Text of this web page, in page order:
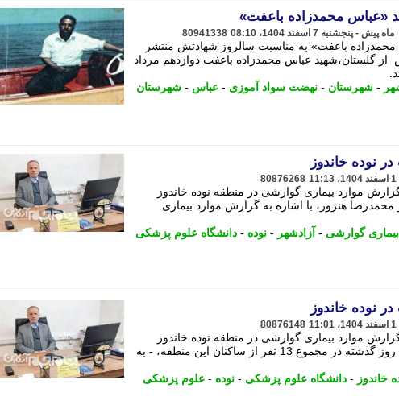
«عباس محمدزاده باعفت»
80941338
باعفت» به مناسبت سالروز شهادتش منتشر
گلستان،شهید عباس محمدزاده باعفت دوازدهم مرداد
- شهرستان - نهضت سواد آموزی - عباس - شهرستان
نوده خاندوز
80876268
موارد بیماری گوارشی در منطقه نوده خاندوز
هنرور، با اشاره به گزارش موارد بیماری
بیماری گوارشی - آزادشهر - نوده - دانشگاه علوم پزشکی
نوده خاندوز
80876148
موارد بیماری گوارشی در منطقه نوده خاندوز
شهرستان آزادشهر اظهار کرد: طی روز گذشته در مجموع 13 نفر از ساکنان این منطقه، - به
خاندوز - دانشگاه علوم پزشکی - نوده - علوم پزشکی